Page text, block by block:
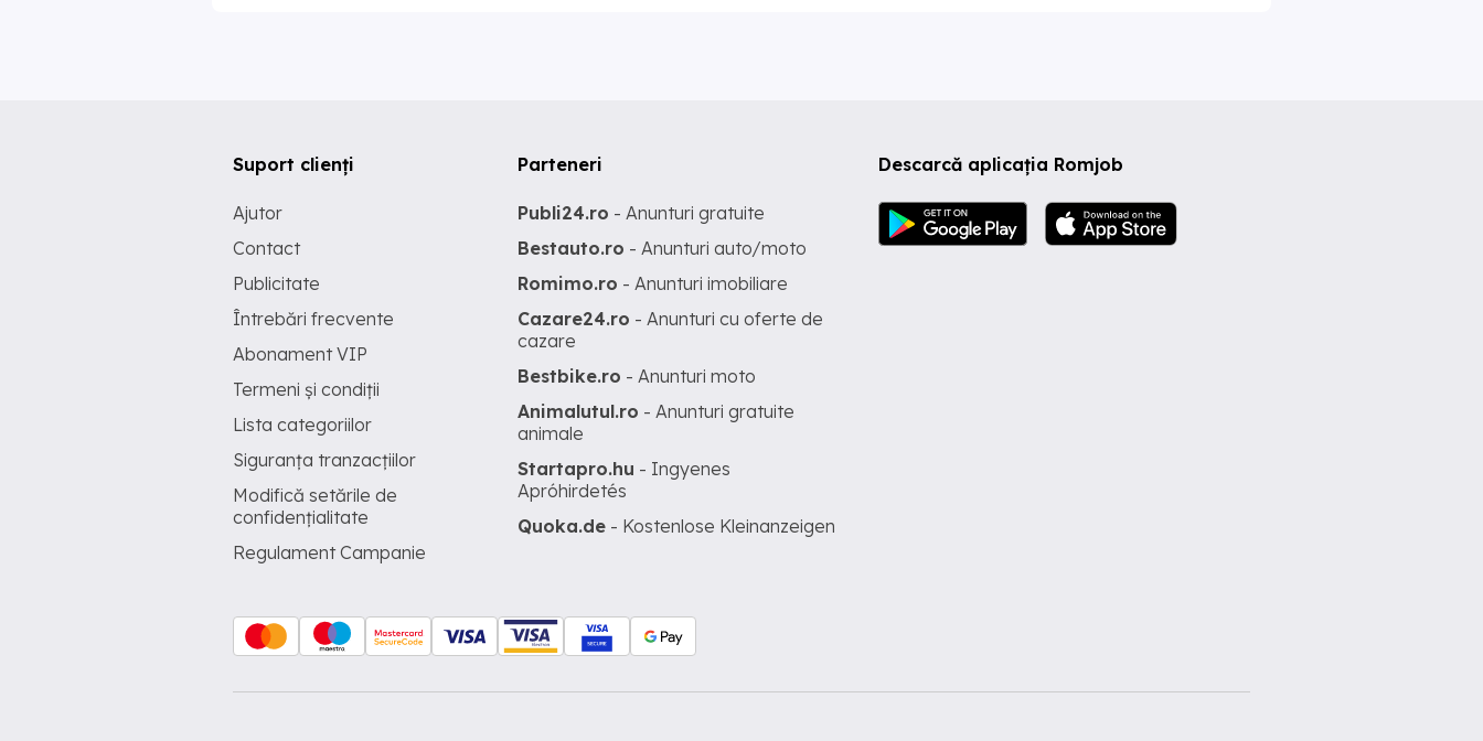
Descarcă aplicația Romjob
Suport clienți
Ajutor
Contact
Publicitate
Întrebări frecvente
Abonament VIP
Termeni și condiții
Lista categoriilor
Siguranța tranzacțiilor
Modifică setările de
confidențialitate
Regulament Campanie
Parteneri
Publi24.ro - Anunturi gratuite
Bestauto.ro - Anunturi auto/moto
Romimo.ro - Anunturi imobiliare
Cazare24.ro - Anunturi cu oferte de
cazare
Bestbike.ro - Anunturi moto
Animalutul.ro - Anunturi gratuite
animale
Startapro.hu - Ingyenes
Apróhirdetés
Quoka.de - Kostenlose Kleinanzeigen